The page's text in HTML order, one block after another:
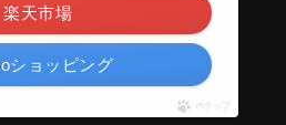
楽天市場
ショッピング
ポチップ